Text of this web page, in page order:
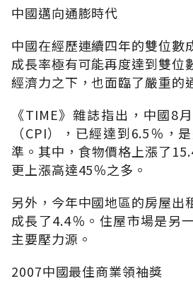
中國邁向通膨時代
中國在經歷連續四年的雙位數
成長率極有可能再度達到雙位
經濟力之下，也面臨了嚴重的
《TIME》雜誌指出，中國8
（CPI），已經達到6.5％，
準。其中，食物價格上漲了
更上漲高達45％之多。
另外，今年中國地區的房屋出
成長了4.4％。住屋市場是另
主要壓力源。
2007中國最佳商業領袖獎